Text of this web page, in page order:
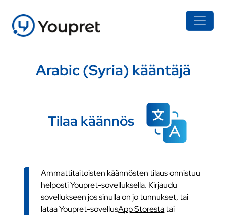
Arabic (Syria) kääntäjä
Tilaa käännös
Ammattitaitoisten käännösten tilaus onnistuu
helposti Youpret-sovelluksella. Kirjaudu
sovellukseen jos sinulla on jo tunnukset, tai
lataa Youpret-sovellusApp Storestatai